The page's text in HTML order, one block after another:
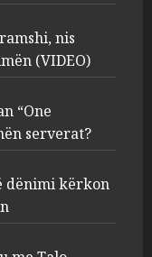
të maskuar
Albania”,
A u vodhën
pretencën, ja
për
nis
(VIDEO)
“One
serverat?
dënimi kërkon